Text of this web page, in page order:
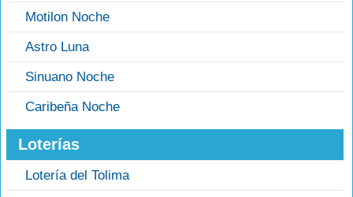
Motilon Noche
Astro Luna
Sinuano Noche
Caribeña Noche
Loterías
Lotería del Tolima